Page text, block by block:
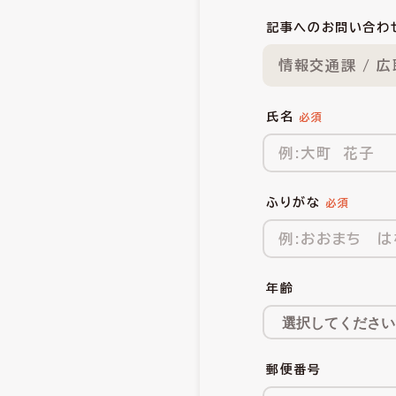
記事へのお問い合わ
情報交通課 / 広
氏名
ふりがな
年齢
郵便番号